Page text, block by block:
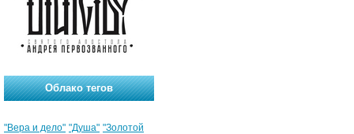
Облако тегов
"Вера и дело" "Душа" "Золотой